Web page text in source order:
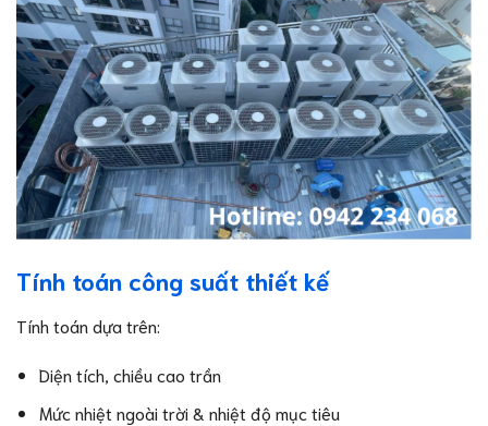
Tính toán công suất thiết kế
Tính toán dựa trên:
Diện tích, chiều cao trần
Mức nhiệt ngoài trời & nhiệt độ mục tiêu